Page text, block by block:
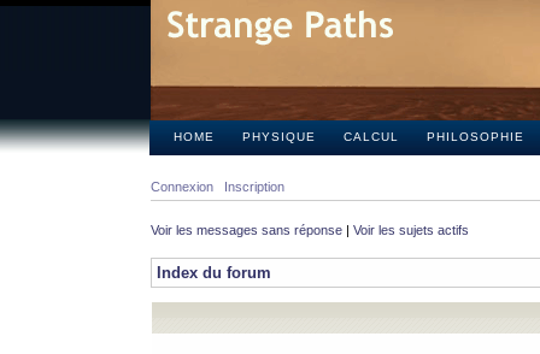
HOME PHYSIQUE CALCUL PHILOSOPHIE
Connexion Inscription
Voir les messages sans réponse | Voir les sujets actifs
Index du forum